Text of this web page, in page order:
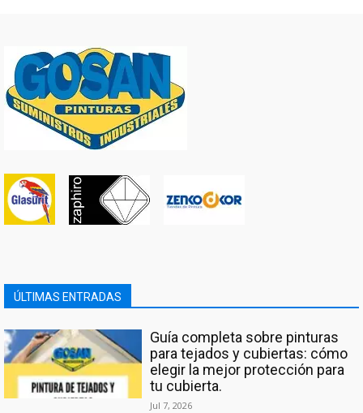
ÚLTIMAS ENTRADAS
Guía completa sobre pinturas
para tejados y cubiertas: cómo
elegir la mejor protección para
tu cubierta.
Jul 7, 2026